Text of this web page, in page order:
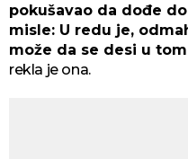
pokušavao da dođe
misle: U redu je,
može da se desi u
rekla je ona.